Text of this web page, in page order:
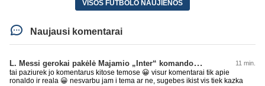
VISOS FUTBOLO NAUJIENOS
Naujausi komentarai
L. Messi gerokai pakėlė Majamio „Inter“ komandos vertę 11 min.
tai paziurek jo komentarus kitose temose 😀 visur komentarai tik apie
ronaldo ir reala 😀 nesvarbu jam i tema ar ne, sugebes ikist vis tiek kazka